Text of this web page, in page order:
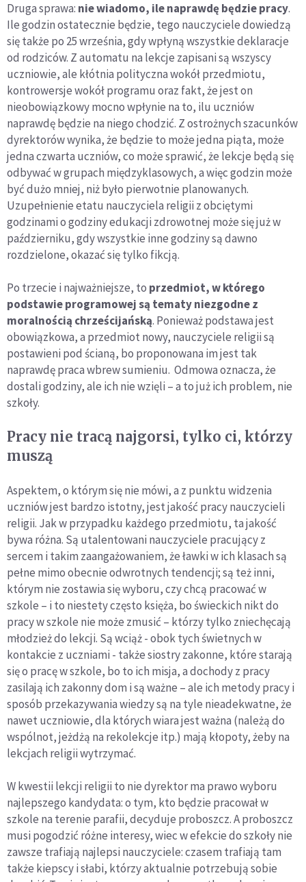
Druga sprawa: nie wiadomo, ile naprawdę będzie pracy.
Ile godzin ostatecznie będzie, tego nauczyciele dowiedzą
się także po 25 września, gdy wpłyną wszystkie deklaracje
od rodziców. Z automatu na lekcje zapisani są wszyscy
uczniowie, ale kłótnia polityczna wokół przedmiotu,
kontrowersje wokół programu oraz fakt, że jest on
nieobowiązkowy mocno wpłynie na to, ilu uczniów
naprawdę będzie na niego chodzić. Z ostrożnych szacunków
dyrektorów wynika, że będzie to może jedna piąta, może
jedna czwarta uczniów, co może sprawić, że lekcje będą się
odbywać w grupach międzyklasowych, a więc godzin może
być dużo mniej, niż było pierwotnie planowanych.
Uzupełnienie etatu nauczyciela religii z obciętymi
godzinami o godziny edukacji zdrowotnej może się już w
październiku, gdy wszystkie inne godziny są dawno
rozdzielone, okazać się tylko fikcją.
Po trzecie i najważniejsze, to przedmiot, w którego
podstawie programowej są tematy niezgodne z
moralnością chrześcijańską. Ponieważ podstawa jest
obowiązkowa, a przedmiot nowy, nauczyciele religii są
postawieni pod ścianą, bo proponowana im jest tak
naprawdę praca wbrew sumieniu. Odmowa oznacza, że
dostali godziny, ale ich nie wzięli – a to już ich problem, nie
szkoły.
Pracy nie tracą najgorsi, tylko ci, którzy
muszą
Aspektem, o którym się nie mówi, a z punktu widzenia
uczniów jest bardzo istotny, jest jakość pracy nauczycieli
religii. Jak w przypadku każdego przedmiotu, ta jakość
bywa różna. Są utalentowani nauczyciele pracujący z
sercem i takim zaangażowaniem, że ławki w ich klasach są
pełne mimo obecnie odwrotnych tendencji; są też inni,
którym nie zostawia się wyboru, czy chcą pracować w
szkole – i to niestety często księża, bo świeckich nikt do
pracy w szkole nie może zmusić – którzy tylko zniechęcają
młodzież do lekcji. Są wciąż - obok tych świetnych w
kontakcie z uczniami - także siostry zakonne, które starają
się o pracę w szkole, bo to ich misja, a dochody z pracy
zasilają ich zakonny dom i są ważne – ale ich metody pracy i
sposób przekazywania wiedzy są na tyle nieadekwatne, że
nawet uczniowie, dla których wiara jest ważna (należą do
wspólnot, jeżdżą na rekolekcje itp.) mają kłopoty, żeby na
lekcjach religii wytrzymać.
W kwestii lekcji religii to nie dyrektor ma prawo wyboru
najlepszego kandydata: o tym, kto będzie pracował w
szkole na terenie parafii, decyduje proboszcz. A proboszcz
musi pogodzić różne interesy, wiec w efekcie do szkoły nie
zawsze trafiają najlepsi nauczyciele: czasem trafiają tam
także kiepscy i słabi, którzy aktualnie potrzebują sobie